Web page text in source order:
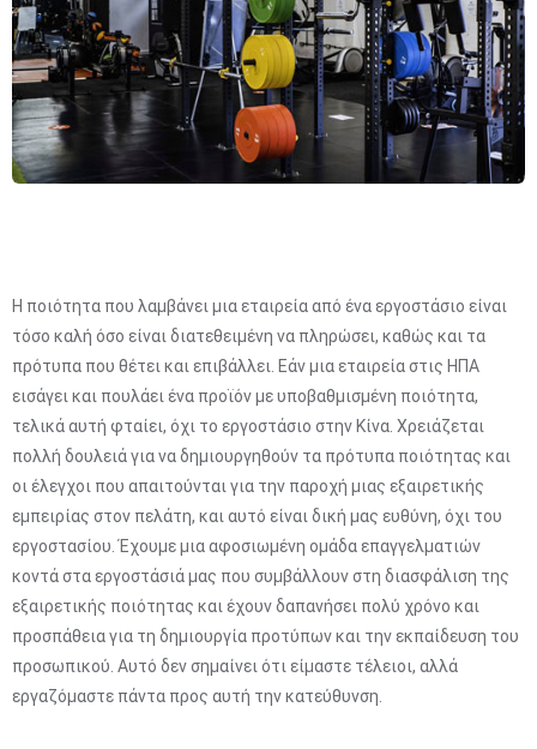
Η ποιότητα που λαμβάνει μια εταιρεία από ένα εργοστάσιο είναι
τόσο καλή όσο είναι διατεθειμένη να πληρώσει, καθώς και τα
πρότυπα που θέτει και επιβάλλει. Εάν μια εταιρεία στις ΗΠΑ
εισάγει και πουλάει ένα προϊόν με υποβαθμισμένη ποιότητα,
τελικά αυτή φταίει, όχι το εργοστάσιο στην Κίνα. Χρειάζεται
πολλή δουλειά για να δημιουργηθούν τα πρότυπα ποιότητας και
οι έλεγχοι που απαιτούνται για την παροχή μιας εξαιρετικής
εμπειρίας στον πελάτη, και αυτό είναι δική μας ευθύνη, όχι του
εργοστασίου. Έχουμε μια αφοσιωμένη ομάδα επαγγελματιών
κοντά στα εργοστάσιά μας που συμβάλλουν στη διασφάλιση της
εξαιρετικής ποιότητας και έχουν δαπανήσει πολύ χρόνο και
προσπάθεια για τη δημιουργία προτύπων και την εκπαίδευση του
προσωπικού. Αυτό δεν σημαίνει ότι είμαστε τέλειοι, αλλά
εργαζόμαστε πάντα προς αυτή την κατεύθυνση.